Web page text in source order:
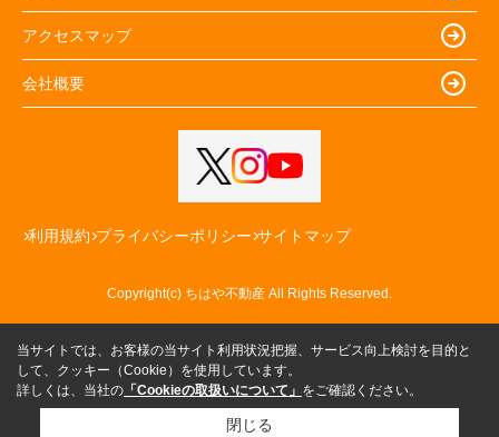
アクセスマップ
会社概要
利用規約 プライバシーポリシー サイトマップ
Copyright(c) ちはや不動産 All Rights Reserved.
当サイトでは、お客様の当サイト利用状況把握、サービス向上検討を目的と
して、クッキー（Cookie）を使用しています。
詳しくは、当社の 「Cookieの取扱いについて」 をご確認ください。
閉じる